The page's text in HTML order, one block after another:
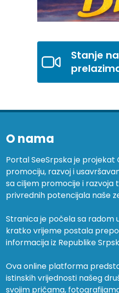
Stanje
O nama
Portal SeeSrpska je
promociju, razvoj i
sa ciljem promocije i razvoja
privrednih potencijala naše
Stranica je počela sa radom
kratko vrijeme postala
informacija iz Republike
Ova online platforma
istinskih vrijednosti našeg
svojim pričama,